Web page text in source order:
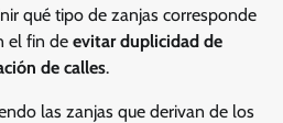
qué tipo de zanjas corresponde
el fin de evitar duplicidad de
de calles.
las zanjas que derivan de los